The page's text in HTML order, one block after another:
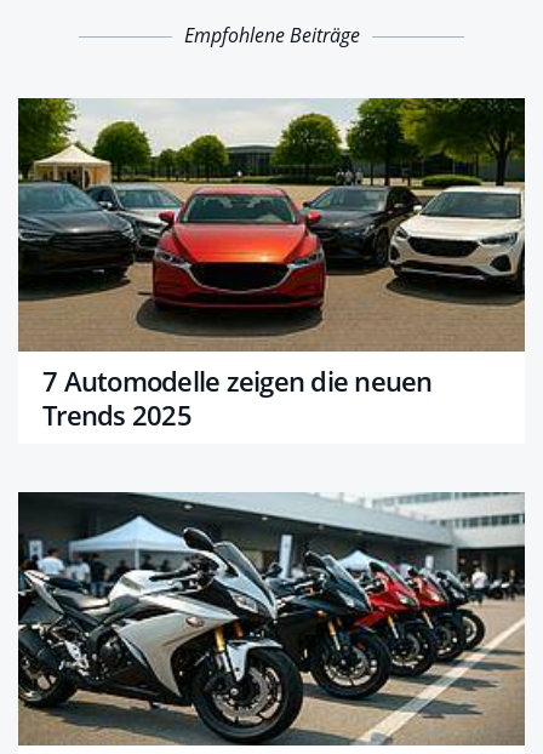
Empfohlene Beiträge
7 Automodelle zeigen die neuen
Trends 2025